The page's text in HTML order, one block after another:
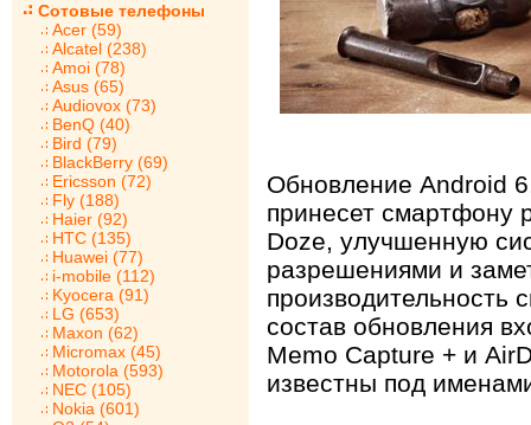
Сотовые телефоны
Acer (59)
Alcatel (238)
Amoi (78)
Asus (65)
Audiovox (73)
BenQ (40)
Bird (79)
BlackBerry (69)
Ericsson (72)
Fly (188)
Haier (92)
HTC (135)
Huawei (77)
i-mobile (112)
Kyocera (91)
LG (653)
Maxon (62)
Micromax (45)
Motorola (593)
NEC (105)
Nokia (601)
Обновление Android
принесет смартфону
Doze, улучшенную
разрешениями и
производительность
состав обновления
Memo Capture + и
известны под